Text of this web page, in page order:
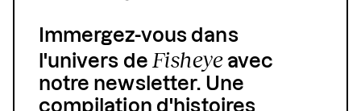
Immergez-vous dans
l'univers deFisheyeavec
notre newsletter. Une